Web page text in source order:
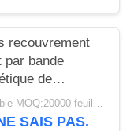
recouvrement
par bande
de
300oe 5
negotiable MOQ:20000 feuilles
SAIS PAS.